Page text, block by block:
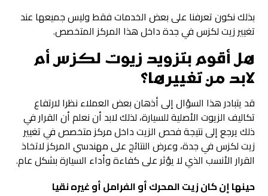
بذلك نكون تعرفنا على بعض الخدمات فقط وليس جميعها عند
تغيير زيت لكزس في جدة داخل هذا المركز المتخصص.
هل أقوم بتزويد زيوت لكزس أم
لابد من تغييرها؟
قد يتبادر هذا السؤال إلى أذهان بعض العملاء نظرا لارتفاع
تكاليف الزيوت الأصلية للسيارة، لذلك لابد أن نعلم أن القرار في
ذلك يرجع إلى نتيجة فحص الزيت داخل مركز متخصص في تغيير
زيت لكزس في جدة، وعرض النتائج على مهندسي المركز لاتخاذ
القرار الأنسب الذي لا يؤثر على كفاءة وأداء السيارة بشكل عام.
حينها إن كان زيت المحرك أو الفرامل أو غيره نقيا